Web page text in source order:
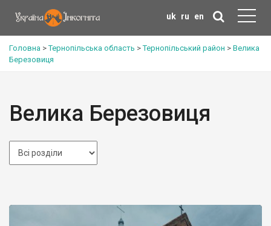
uk ru en
Головна >Тернопільська область >Тернопільський район > Велика
Березовиця
Велика Березовиця